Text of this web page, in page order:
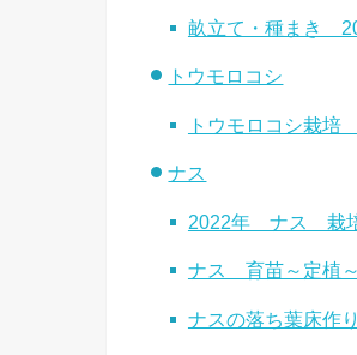
畝立て・種まき
トウモロコシ
トウモロコシ栽
ナス
2022年 ナス 栽
ナス 育苗～定植
ナスの落ち葉床作